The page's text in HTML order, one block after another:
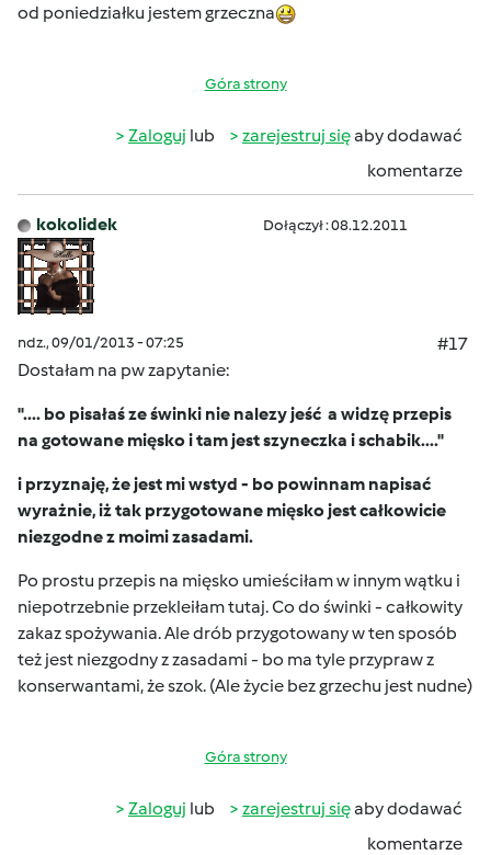
od poniedziałku jestem grzeczna
Góra strony
Zaloguj lub zarejestruj sięaby dodawać
komentarze
kokolidek Dołączył : 08.12.2011
ndz., 09/01/2013 - 07:25
#17
Dostałam na pw zapytanie:
".... bo pisałaś ze świnki nie nalezy jeść a widzę przepis
na gotowane mięsko i tam jest szyneczka i schabik...."
i przyznaję, że jest mi wstyd - bo powinnam napisać
wyrażnie, iż tak przygotowane mięsko jest całkowicie
niezgodne z moimi zasadami.
Po prostu przepis na mięsko umieściłam w innym wątku i
niepotrzebnie przekleiłam tutaj. Co do świnki - całkowity
zakaz spożywania. Ale drób przygotowany w ten sposób
też jest niezgodny z zasadami - bo ma tyle przypraw z
konserwantami, że szok. (Ale życie bez grzechu jest nudne)
Góra strony
Zaloguj lub zarejestruj sięaby dodawać
komentarze